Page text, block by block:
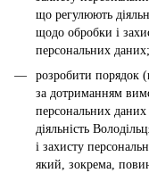
що регулюють
щодо обробки і
персональних даних;
розробити порядок
за дотриманням
персональних
діяльність
і захисту
який, зокрема,